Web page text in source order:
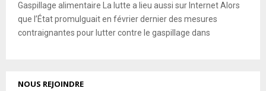
Gaspillage alimentaire La lutte a lieu aussi sur Internet Alors
que l’État promulguait en février dernier des mesures
contraignantes pour lutter contre le gaspillage dans
NOUS REJOINDRE